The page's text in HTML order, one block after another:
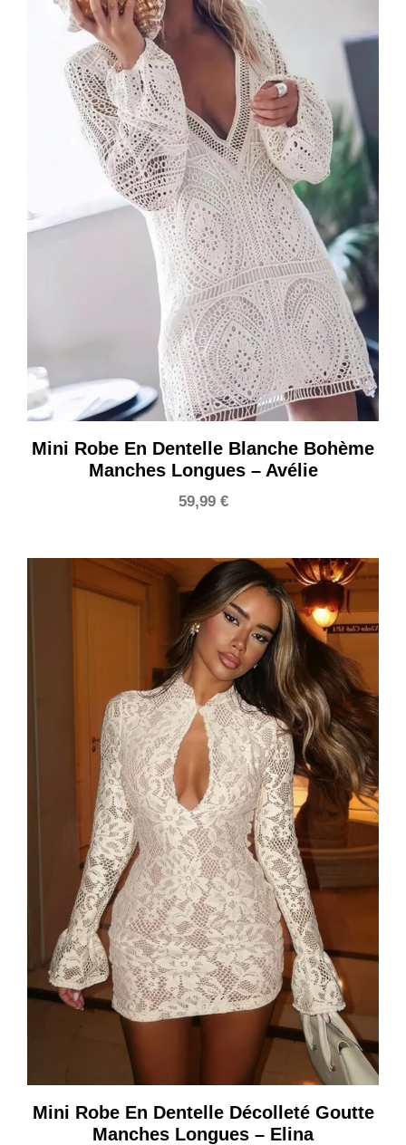
Mini Robe En Dentelle Blanche Bohème
Manches Longues – Avélie
59,99 €
Mini Robe En Dentelle Décolleté Goutte
Manches Longues – Elina